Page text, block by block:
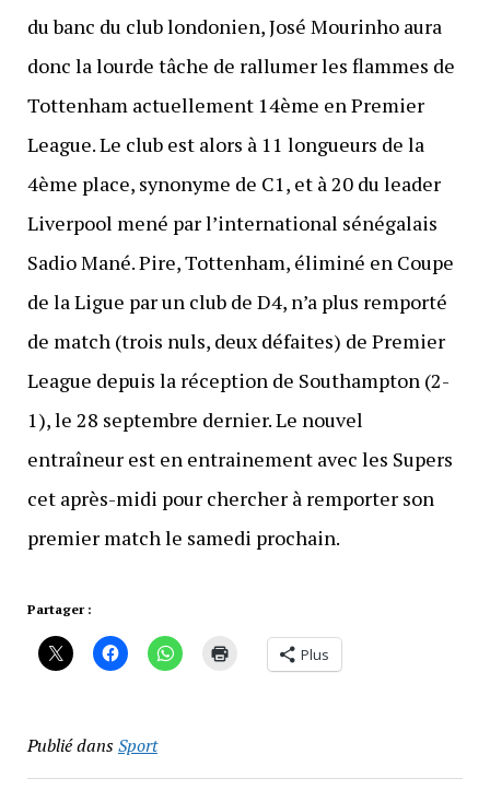
du banc du club londonien, José Mourinho aura
donc la lourde tâche de rallumer les flammes de
Tottenham actuellement 14ème en Premier
League. Le club est alors à 11 longueurs de la
4ème place, synonyme de C1, et à 20 du leader
Liverpool mené par l’international sénégalais
Sadio Mané. Pire, Tottenham, éliminé en Coupe
de la Ligue par un club de D4, n’a plus remporté
de match (trois nuls, deux défaites) de Premier
League depuis la réception de Southampton (2-
1), le 28 septembre dernier. Le nouvel
entraîneur est en entrainement avec les Supers
cet après-midi pour chercher à remporter son
premier match le samedi prochain.
Partager :
Plus
Publié dansSport